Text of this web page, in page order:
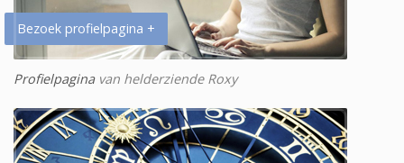
Bezoek profielpagina +
Profielpagina van helderziende Roxy